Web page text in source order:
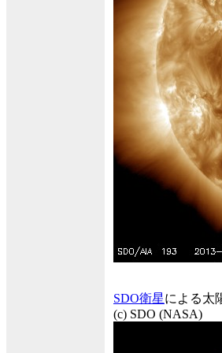
SDO衛星による太
(c) SDO (NASA)